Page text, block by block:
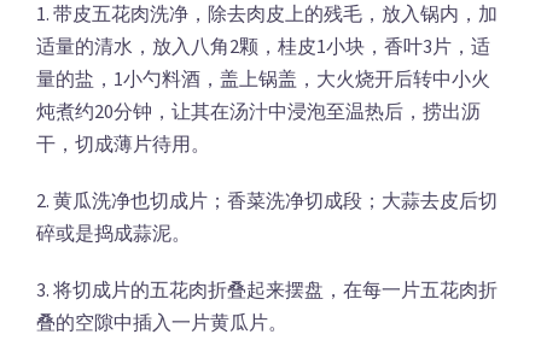
1. 带皮五花肉洗净，除去肉皮上的残毛，放入锅内，加
适量的清水，放入八角2颗，桂皮1小块，香叶3片，适
量的盐，1小勺料酒，盖上锅盖，大火烧开后转中小火
炖煮约20分钟，让其在汤汁中浸泡至温热后，捞出沥
干，切成薄片待用。
2. 黄瓜洗净也切成片；香菜洗净切成段；大蒜去皮后切
碎或是捣成蒜泥。
3. 将切成片的五花肉折叠起来摆盘，在每一片五花肉折
叠的空隙中插入一片黄瓜片。